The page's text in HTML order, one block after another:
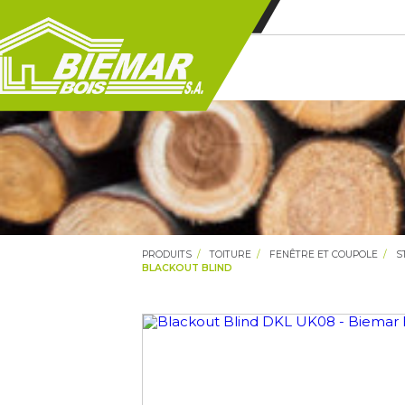
PRODUITS TOITURE FENÊTRE ET COUPOLE
BLACKOUT BLIND